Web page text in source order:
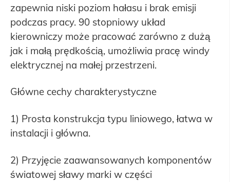
zapewnia niski poziom hałasu i brak emisji
podczas pracy. 90 stopniowy układ
kierowniczy może pracować zarówno z dużą
jak i małą prędkością, umożliwia pracę windy
elektrycznej na małej przestrzeni.
Główne cechy charakterystyczne
1) Prosta konstrukcja typu liniowego, łatwa w
instalacji i główna.
2) Przyjęcie zaawansowanych komponentów
światowej sławy marki w części